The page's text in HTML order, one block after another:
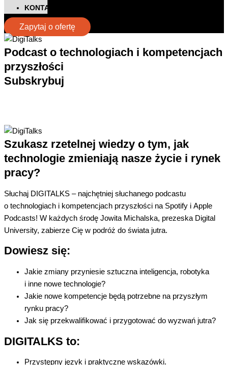
KONTAKT
Zapytaj o ofertę
Podcast o technologiach i kompetencjach
przyszłości
Subskrybuj
Szukasz rzetelnej wiedzy o tym, jak
technologie zmieniają nasze życie i rynek
pracy?
Słuchaj DIGITALKS – najchętniej słuchanego podcastu
o technologiach i kompetencjach przyszłości na Spotify i Apple
Podcasts! W każdych środę Jowita Michalska, prezeska Digital
University, zabierze Cię w podróż do świata jutra.
Dowiesz się:
Jakie zmiany przyniesie sztuczna inteligencja, robotyka
i inne nowe technologie?
Jakie nowe kompetencje będą potrzebne na przyszłym
rynku pracy?
Jak się przekwalifikować i przygotować do wyzwań jutra?
DIGITALKS to:
Przystępny język i praktyczne wskazówki.